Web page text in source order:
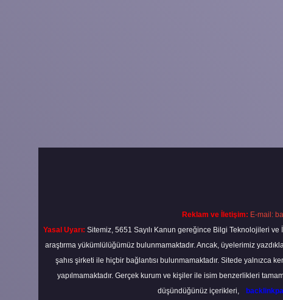
Reklam ve İletişim: E-mail:
Yasal Uyarı: Sitemiz, 5651 Sayılı Kanun gereğince Bilgi Teknolojileri
araştırma yükümlülüğümüz bulunmamaktadır. Ancak, üyelerimiz
şahıs şirketi ile hiçbir bağlantısı bulunmamaktadır. Sitede yalnızca
yapılmamaktadır. Gerçek kurum ve kişiler ile isim benzerlikleri
düşündüğünüz içerikleri,